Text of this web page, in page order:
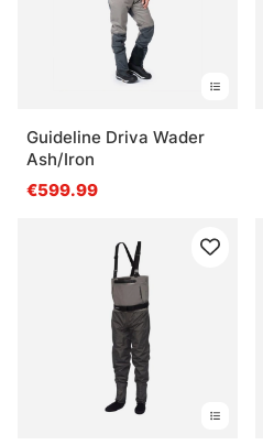
Guideline Driva Wader
Ash/Iron
€599.99